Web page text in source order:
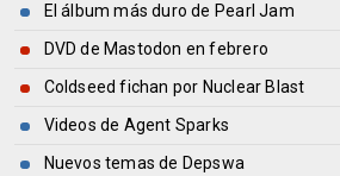
El álbum más duro de Pearl Jam
DVD de Mastodon en febrero
Coldseed fichan por Nuclear Blast
Videos de Agent Sparks
Nuevos temas de Depswa